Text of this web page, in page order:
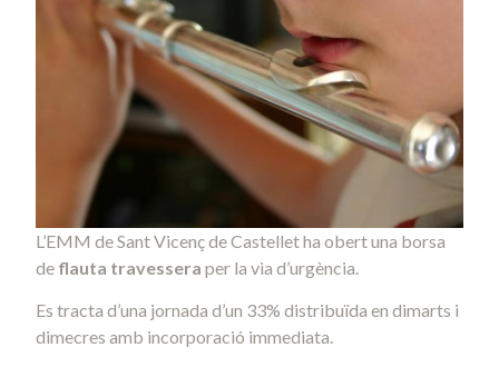
L’EMM de Sant Vicenç de Castellet ha obert una borsa
de flauta travessera per la via d’urgència.
Es tracta d’una jornada d’un 33% distribuïda en dimarts i
dimecres amb incorporació immediata.